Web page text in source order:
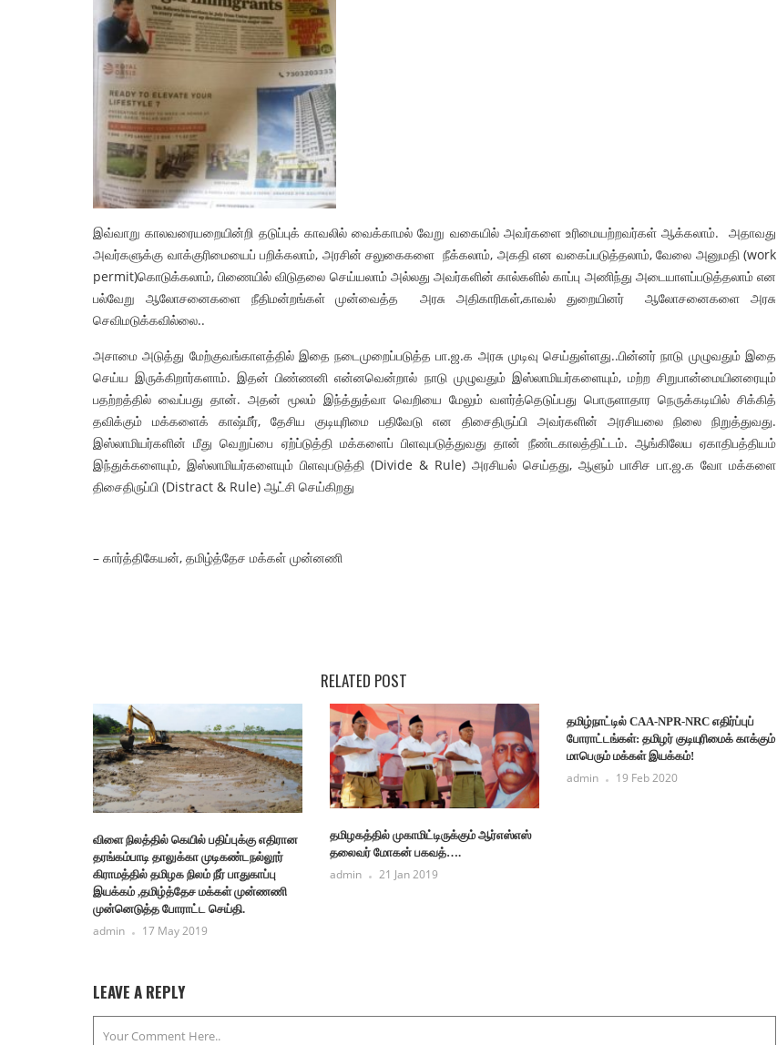
இவ்வாறு காலவரையறையின்றி தடுப்புக் காவலில் வைக்காமல் வேறு வகையில் அவர்களை உரிமையற்றவர்கள் ஆக்கலாம். அதாவது
அவர்களுக்கு வாக்குரிமையைப் பறிக்கலாம், அரசின் சலுகைகளை நீக்கலாம், அகதி என வகைப்படுத்தலாம், வேலை அனுமதி (work
permit)கொடுக்கலாம், பிணையில் விடுதலை செய்யலாம் அல்லது அவர்களின் கால்களில் காப்பு அணிந்து அடையாளப்படுத்தலாம் என
பல்வேறு ஆலோசனைகளை நீதிமன்றங்கள் முன்வைத்த அரசு அதிகாரிகள்,காவல் துறையினர் ஆலோசனைகளை அரசு
செவிமடுக்கவில்லை..
அசாமை அடுத்து மேற்குவங்காளத்தில் இதை நடைமுறைப்படுத்த பா.ஜ.க அரசு முடிவு செய்துள்ளது..பின்னர் நாடு முழுவதும் இதை
செய்ய இருக்கிறார்களாம். இதன் பிண்ணனி என்னவென்றால் நாடு முழுவதும் இஸ்லாமியர்களையும், மற்ற சிறுபான்மையினரையும்
பதற்றத்தில் வைப்பது தான். அதன் மூலம் இந்த்துத்வா வெறியை மேலும் வளர்த்தெடுப்பது பொருளாதார நெருக்கடியில் சிக்கித்
தவிக்கும் மக்களைக் காஷ்மீர், தேசிய குடியுரிமை பதிவேடு என திசைதிருப்பி அவர்களின் அரசியலை நிலை நிறுத்துவது.
இஸ்லாமியர்களின் மீது வெறுப்பை ஏற்ப்டுத்தி மக்களைப் பிளவுபடுத்துவது தான் நீண்டகாலத்திட்டம். ஆங்கிலேய ஏகாதிபத்தியம்
இந்துக்களையும், இஸ்லாமியர்களையும் பிளவுபடுத்தி (Divide & Rule) அரசியல் செய்தது, ஆளும் பாசிச பா.ஜ.க வோ மக்களை
திசைதிருப்பி (Distract & Rule) ஆட்சி செய்கிறது
– கார்த்திகேயன், தமிழ்த்தேச மக்கள் முன்னணி
RELATED POST
விளை நிலத்தில் கெயில் பதிப்புக்கு எதிரான
தரங்கம்பாடி தாலுக்கா முடிகண்டநல்லூர்
கிராமத்தில் தமிழக நிலம் நீர் பாதுகாப்பு
இயக்கம் ,தமிழ்த்தேச மக்கள் முன்ணணி
முன்னெடுத்த போராட்ட செய்தி.
admin 17 May 2019
தமிழகத்தில் முகாமிட்டிருக்கும் ஆர்எஸ்எஸ்
தலைவர் மோகன் பகவத்….
admin 21 Jan 2019
தமிழ்நாட்டில் CAA-NPR-NRC எதிர்ப்புப்
போராட்டங்கள்: தமிழர் குடியுரிமைக் காக்கும்
மாபெரும் மக்கள் இயக்கம்!
admin 19 Feb 2020
LEAVE A REPLY